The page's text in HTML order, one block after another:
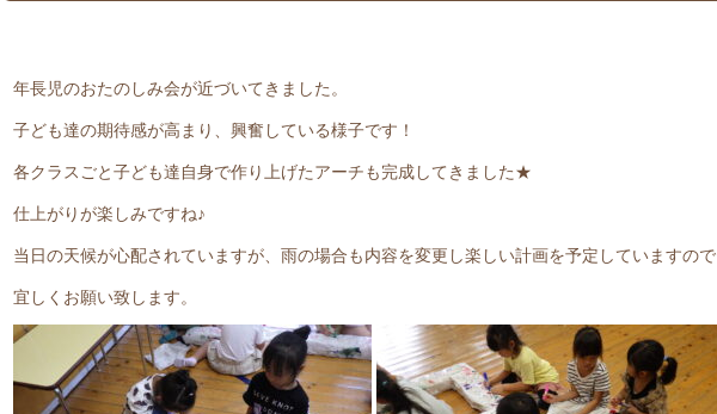
年長児のおたのしみ会が近づいてきました。
子ども達の期待感が高まり、興奮している様子です！
各クラスごと子ども達自身で作り上げたアーチも完成してきました★
仕上がりが楽しみですね♪
当日の天候が心配されていますが、雨の場合も内容を変更し楽しい計画を予定していますので
宜しくお願い致します。